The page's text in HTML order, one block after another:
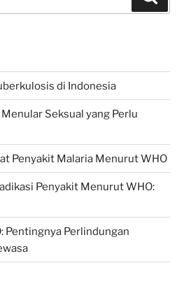
di Indonesia
Seksual yang Perlu
Penyakit Malaria Menurut WHO
Penyakit Menurut WHO:
Pentingnya Perlindungan